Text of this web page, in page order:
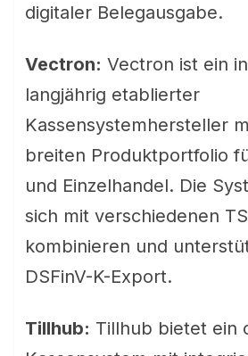
digitaler Belegausgabe.
Vectron: Vectron ist ein
langjährig etablierter
Kassensystemhersteller
breiten Produktportfolio
und Einzelhandel. Die
sich mit verschiedenen
kombinieren und
DSFinV-K-Export.
Tillhub: Tillhub bietet ein